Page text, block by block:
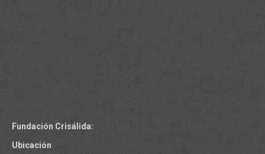
Fundación Crisálida:
Ubicación